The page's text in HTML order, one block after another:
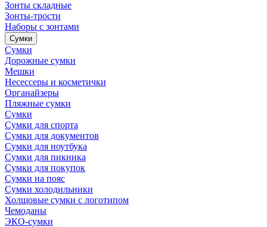
Зонты складные
Зонты-трости
Наборы с зонтами
Сумки
Сумки
Дорожные сумки
Мешки
Несессеры и косметички
Органайзеры
Пляжные сумки
Сумки
Сумки для спорта
Сумки для документов
Сумки для ноутбука
Сумки для пикника
Сумки для покупок
Сумки на пояс
Сумки холодильники
Холщовые сумки с логотипом
Чемоданы
ЭКО-сумки